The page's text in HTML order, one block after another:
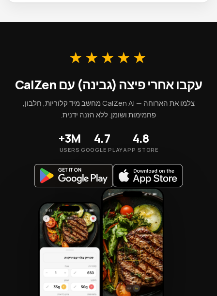
★★★★★
עקבו אחרי פיצה (גבינה) עם CalZen
צלמו את הארוחה — CalZen AI מחשב מיד קלוריות, חלבון,
פחמימות ושומן. ללא הזנה ידנית.
4.8
APP STORE
4.7
GOOGLE PLAY
3M+
USERS